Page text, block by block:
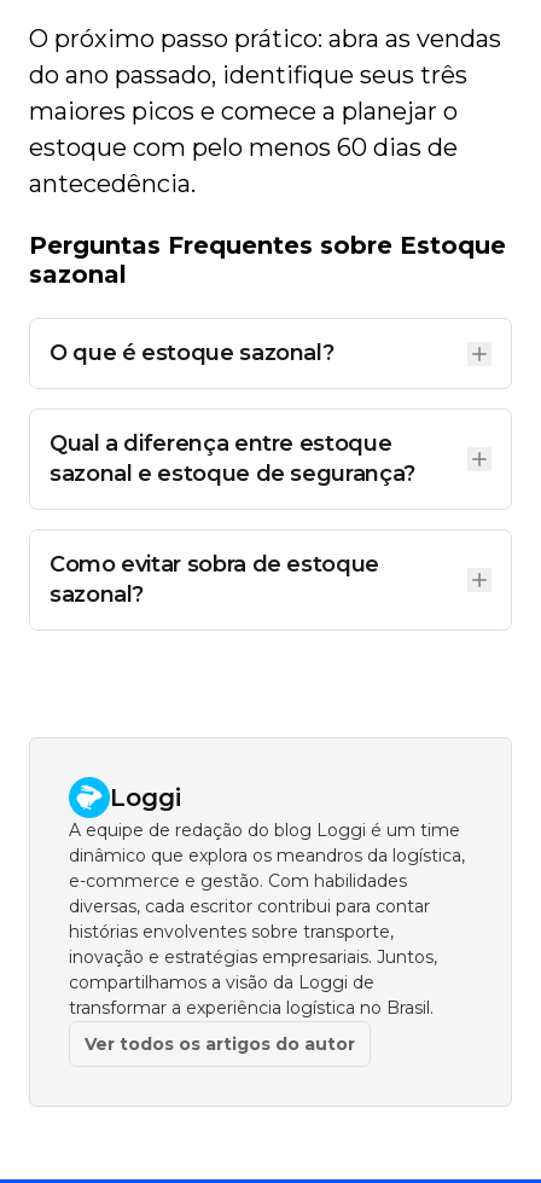
O próximo passo prático: abra as vendas
do ano passado, identifique seus três
maiores picos e comece a planejar o
estoque com pelo menos 60 dias de
antecedência.
Perguntas Frequentes sobre Estoque
sazonal
O que é estoque sazonal?
ano, como Black Friday, Natal, Páscoa ou volta às
aulas. Também chamado de estoque de
estará disponível exatamente quando o cliente
Qual a diferença entre estoque
sazonal e estoque de segurança?
demanda. O estoque sazonal é temporário e
planejado: ele cresce antes do pico e diminui
estoque sazonal já inclui uma margem de
Como evitar sobra de estoque
sazonal?
próximo ciclo, cada temporada deve ser mais
Loggi
A equipe de redação do blog Loggi é um time
dinâmico que explora os meandros da logística,
e-commerce e gestão. Com habilidades
diversas, cada escritor contribui para contar
histórias envolventes sobre transporte,
inovação e estratégias empresariais. Juntos,
compartilhamos a visão da Loggi de
transformar a experiência logística no Brasil.
Ver todos os artigos do autor